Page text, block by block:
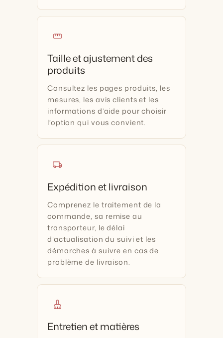
straighten
Taille et ajustement des
produits
Consultez les pages produits, les
mesures, les avis clients et les
informations d’aide pour choisir
l’option qui vous convient.
local_shipping
Expédition et livraison
Comprenez le traitement de la
commande, sa remise au
transporteur, le délai
d’actualisation du suivi et les
démarches à suivre en cas de
problème de livraison.
cleaning_services
Entretien et matières